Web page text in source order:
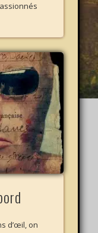
d’œil, on